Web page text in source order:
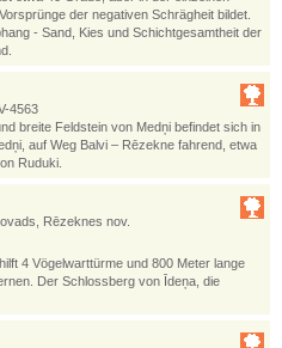
der negativen Schrägheit bildet.
- Sand, Kies und Schichtgesamtheit der
4563
breite Feldstein von Medņi befindet sich in
auf Weg Balvi – Rēzekne fahrend, etwa
Ruduki.
Rēzeknes nov.
4 Vögelwarttürme und 800 Meter lange
Der Schlossberg von Īdeņa, die